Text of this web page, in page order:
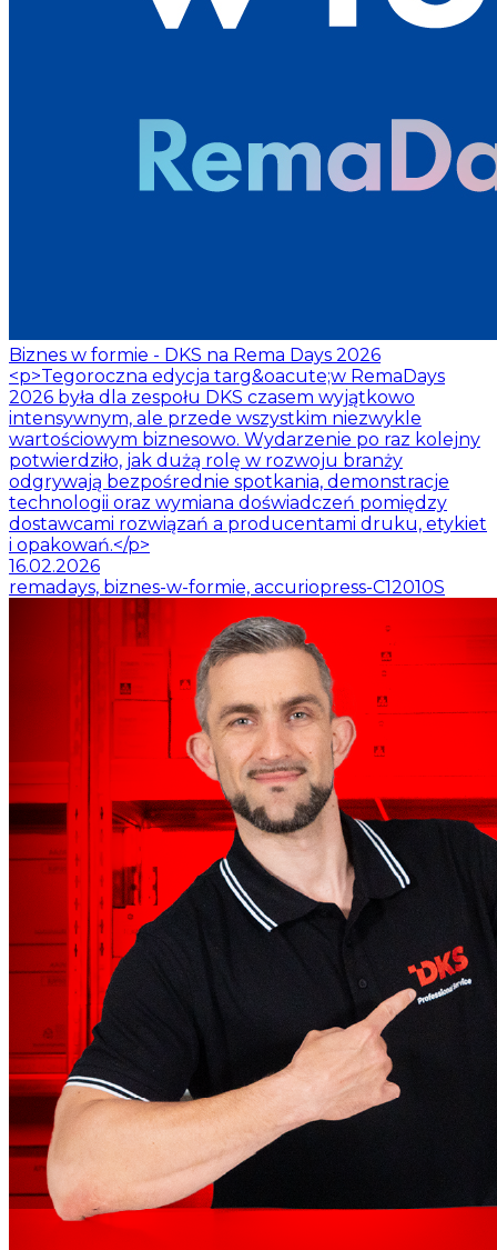
Biznes w formie - DKS na Rema Days 2026
<p>Tegoroczna edycja targ&oacute;w RemaDays
2026 była dla zespołu DKS czasem wyjątkowo
intensywnym, ale przede wszystkim niezwykle
wartościowym biznesowo. Wydarzenie po raz kolejny
potwierdziło, jak dużą rolę w rozwoju branży
odgrywają bezpośrednie spotkania, demonstracje
technologii oraz wymiana doświadczeń pomiędzy
dostawcami rozwiązań a producentami druku, etykiet
i opakowań.</p>
16.02.2026
remadays, biznes-w-formie, accuriopress-C12010S